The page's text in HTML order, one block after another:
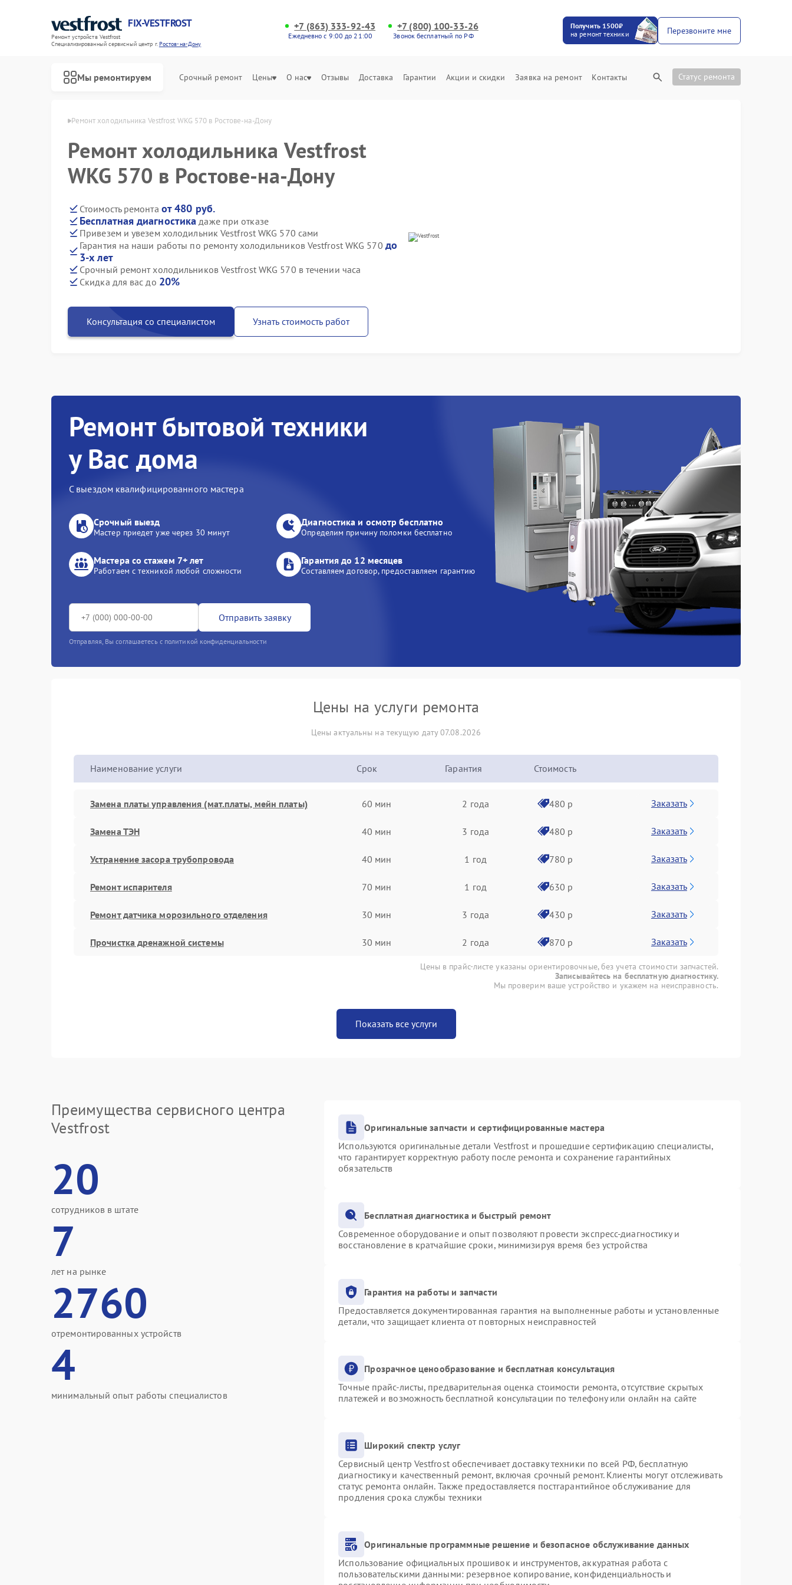
FIX-VESTFROST
Ремонт устройств Vestfrost
Специализированный cервисный центр г.Ростов-на-Дону
+7 (863) 333-92-43
Ежедневно с 9:00 до 21:00
+7 (800) 100-33-26
Звонок бесплатный по РФ
Получить 1500₽
на ремонт техники
Перезвоните мне
Мы ремонтируем Срочный ремонт Цены О нас Отзывы Доставка Гарантии Акции и скидки Заявка на ремонт Контакты Статус ремонта
Ремонт холодильника Vestfrost WKG 570 в Ростове-на-Дону
Ремонт холодильника Vestfrost
WKG 570 в Ростове-на-Дону
Стоимость ремонта от 480 руб.
Бесплатная диагностика даже при отказе
Привезем и увезем холодильник Vestfrost WKG 570 сами
Гарантия на наши работы по ремонту холодильников Vestfrost WKG 570 до
3-х лет
Срочный ремонт холодильников Vestfrost WKG 570 в течении часа
Скидка для вас до 20%
Консультация со специалистом Узнать стоимость работ
Ремонт бытовой техники
у Вас дома
С выездом квалифицированного мастера
Срочный выезд
Мастер приедет уже через 30 минут
Диагностика и осмотр бесплатно
Определим причину поломки бесплатно
Мастера со стажем 7+ лет
Работаем с техникой любой сложности
Гарантия до 12 месяцев
Составляем договор, предоставляем гарантию
Отправить заявку
Отправляя, Вы соглашаетесь с политикой конфиденциальности
Цены на услуги ремонта
Цены актуальны на текущую дату 07.08.2026
Наименование услуги Срок Гарантия Стоимость
Замена платы управления (мат.платы, мейн платы) 60 мин 2 года 480 р Заказать
Замена ТЭН 40 мин 3 года 480 р Заказать
Устранение засора трубопровода 40 мин 1 год 780 р Заказать
Ремонт испарителя 70 мин 1 год 630 р Заказать
Ремонт датчика морозильного отделения 30 мин 3 года 430 р Заказать
Прочистка дренажной системы 30 мин 2 года 870 р Заказать
Цены в прайс-листе указаны ориентировочные, без учета стоимости запчастей.
Записывайтесь на бесплатную диагностику.
Мы проверим ваше устройство и укажем на неисправность.
Показать все услуги
Преимущества сервисного центра
Vestfrost
20
сотрудников в штате
7
лет на рынке
2760
отремонтированных устройств
4
минимальный опыт работы специалистов
Оригинальные запчасти и сертифицированные мастера
Используются оригинальные детали Vestfrost и прошедшие сертификацию специалисты,
что гарантирует корректную работу после ремонта и сохранение гарантийных
обязательств
Бесплатная диагностика и быстрый ремонт
Современное оборудование и опыт позволяют провести экспресс-диагностику и
восстановление в кратчайшие сроки, минимизируя время без устройства
Гарантия на работы и запчасти
Предоставляется документированная гарантия на выполненные работы и установленные
детали, что защищает клиента от повторных неисправностей
Прозрачное ценообразование и бесплатная консультация
Точные прайс-листы, предварительная оценка стоимости ремонта, отсутствие скрытых
платежей и возможность бесплатной консультации по телефону или онлайн на сайте
Широкий спектр услуг
Сервисный центр Vestfrost обеспечивает доставку техники по всей РФ, бесплатную
диагностику и качественный ремонт, включая срочный ремонт. Клиенты могут отслеживать
статус ремонта онлайн. Также предоставляется постгарантийное обслуживание для
продления срока службы техники
Оригинальные программные решение и безопасное обслуживание данных
Использование официальных прошивок и инструментов, аккуратная работа с
пользовательскими данными: резервное копирование, конфиденциальность и